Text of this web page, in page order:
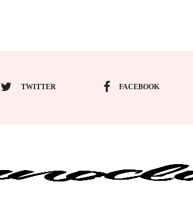
TWITTER FACEBOOK